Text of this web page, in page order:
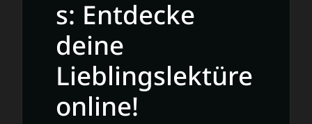
s: Entdecke
deine
Lieblingslektüre
online!